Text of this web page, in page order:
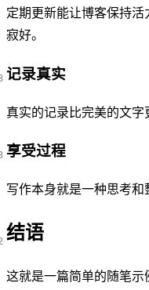
定期更新能让博客保持
寂好。
记录真实
真实的记录比完美的文字
享受过程
写作本身就是一种思考和
结语
这就是一篇简单的随笔